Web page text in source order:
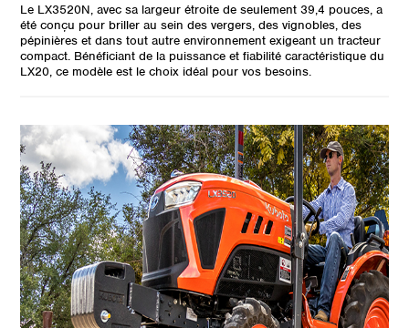
Le LX3520N, avec sa largeur étroite de seulement 39,4 pouces, a
été conçu pour briller au sein des vergers, des vignobles, des
pépinières et dans tout autre environnement exigeant un tracteur
compact. Bénéficiant de la puissance et fiabilité caractéristique du
LX20, ce modèle est le choix idéal pour vos besoins.